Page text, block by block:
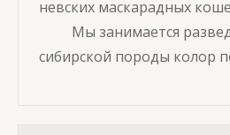
невских маскарадных
Мы занимается
сибирской породы колор